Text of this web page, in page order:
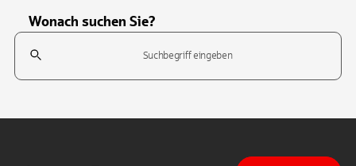
Wonach suchen Sie?
Suchfeld